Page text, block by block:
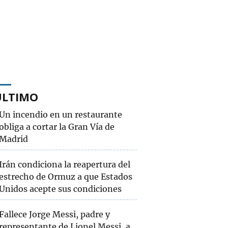
incendio en un restaurante
a cortar la Gran Vía de
condiciona la reapertura del
de Ormuz a que Estados
acepte sus condiciones
Jorge Messi, padre y